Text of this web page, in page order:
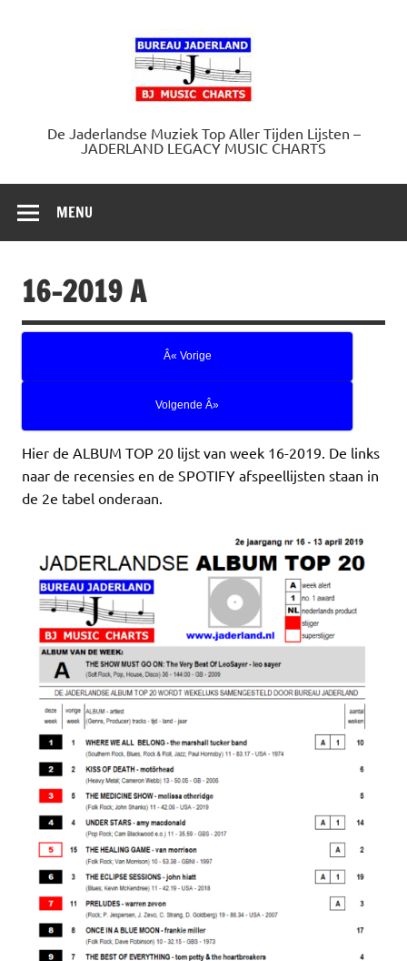
De Jaderlandse Muziek Top Aller Tijden Lijsten –
JADERLAND LEGACY MUSIC CHARTS
MENU
16-2019 A
Â« Vorige
Volgende Â»
Hier de ALBUM TOP 20 lijst van week 16-2019. De links
naar de recensies en de SPOTIFY afspeellijsten staan in
de 2e tabel onderaan.